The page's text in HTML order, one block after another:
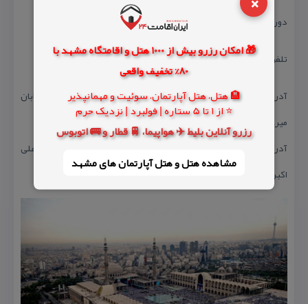
🎁 امکان رزرو بیش از 1000 هتل و اقامتگاه مشهد با
80% تخفیف واقعی
🏨 هتل، هتل آپارتمان، سوئیت و مهمانپذیر
⭐ از 1 تا 5 ستاره | فولبرد | نزدیک حرم
رزرو آنلاین بلیط ✈️ هواپیما، 🚆 قطار و 🚌 اتوبوس
مشاهده هتل و هتل‌ آپارتمان های مشهد
دورنگار: ۸۸۱۷۶۰۵۵ ۲۱ ۹۸+
تلفن روابط عمومی: ۸۸۱۷۶۰۵۲ ۲۱ ۹۸+​
آدرس مصلای امام خمینی(ره) تهران: خیابان شهید بهشتی، روبروی خیابان
میرعماد
آدرس دفتر مدیریت: خیابان شهید بهشتی، بعد از خیابان شهید علی
اكبری، مجموعه چهل سرای مصلای امام خمینی(ره)